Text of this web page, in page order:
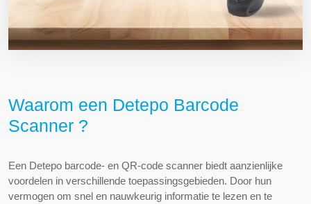
Waarom een Detepo Barcode
Scanner ?
Een Detepo barcode- en QR-code scanner biedt aanzienlijke
voordelen in verschillende toepassingsgebieden. Door hun
vermogen om snel en nauwkeurig informatie te lezen en te